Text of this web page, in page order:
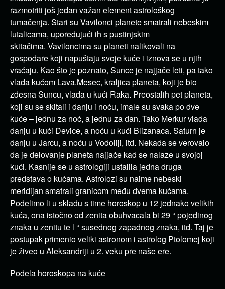
razmotriti još jedan važan element astrološkog
tumačenja. Stari su Vavilonci planete smatrali nebeskim
lutalicama, upoređujući ih s pustinjskim
skitačima. Vaviloncima su planeti nalikovali na
gospodare koji napuštaju svoje kuće i iznova se u njih
vraćaju. Kao što je poznato, Sunce je najjače leti, pa tako
vlada kućom Lava.Mesec, kraljica planeta, koji je bio
zdesna Suncu, vlada u kući Raka. Preostalih pet planeta,
koji su se skitali i danju i noću, imale su svaka po dve
kuće – jednu za noć, a jednu za dan. Tako Merkurvlada
danju u kući Device, a noću u kući Blizanaca. Saturn je
danju u Jarcu, a noću u Vodoliji, itd. Nekada se verovalo
da je delovanje planeta najjače kad se nalaze u svojoj
kući. Kasnije se u astrologiji ustalila jedna druga
predstava o kućama. Astrolozi su naime nebeski
meridijan smatrali granicom među dvema kućama.
Podelimo li u skladu s time horoskop u 12 jednako velikih
kuća, ona istočno od zenita obuhvacala bi 29 ° pojedinog
znaka u zenitu te l ° susednog zapadnog znaka, itd. Taj je
postupak primenio veliki astronom i astrolog Ptolomej koji
je živeo u Aleksandriji u 2. veku pre naše ere.
Podela horoskopa na kuće